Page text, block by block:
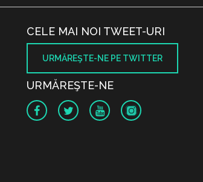
CELE MAI NOI TWEET-URI
URMĂREŞTE-NE PE TWITTER
URMĂREŞTE-NE